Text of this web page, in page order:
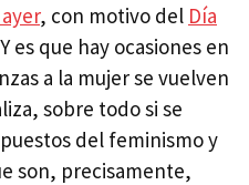
, con motivo del Día
es que hay ocasiones en
a la mujer se vuelven
sobre todo si se
del feminismo y
son, precisamente,